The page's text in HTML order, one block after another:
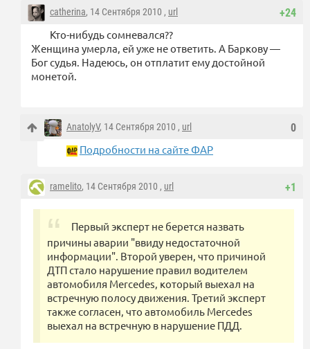
+24
catherina, 14 Сентября 2010 , url
Кто-нибудь сомневался??
Женщина умерла, ей уже не ответить. А Баркову —
Бог судья. Надеюсь, он отплатит ему достойной
монетой.
0
AnatolyV, 14 Сентября 2010 , url
Подробности на сайте ФАР
+1
ramelito, 14 Сентября 2010 , url
Первый эксперт не берется назвать
причины аварии "ввиду недостаточной
информации". Второй уверен, что причиной
ДТП стало нарушение правил водителем
автомобиля Mercedes, который выехал на
встречную полосу движения. Третий эксперт
также согласен, что автомобиль Mercedes
выехал на встречную в нарушение ПДД.